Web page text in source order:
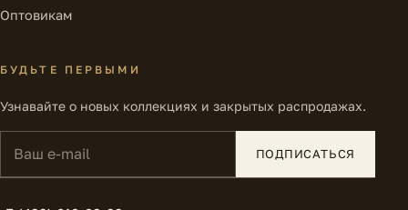
Оптовикам
БУДЬТЕ ПЕРВЫМИ
Узнавайте о новых коллекциях и закрытых распродажах.
ПОДПИСАТЬСЯ